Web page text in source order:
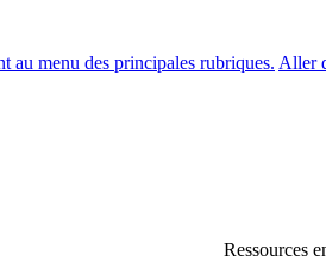
au menu des principales rubriques. Aller
Ressources